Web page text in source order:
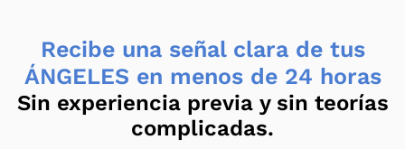
Recibe una señal clara de tus
ÁNGELES en menos de 24 horas
Sin experiencia previa y sin teorías
complicadas.